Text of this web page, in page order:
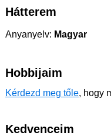
Hátterem
Anyanyelv: Magyar
Hobbijaim
Kérdezd meg tőle, hogy
Kedvenceim